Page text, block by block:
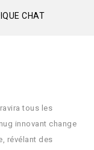
CHAT
tous les
innovant change
révélant des